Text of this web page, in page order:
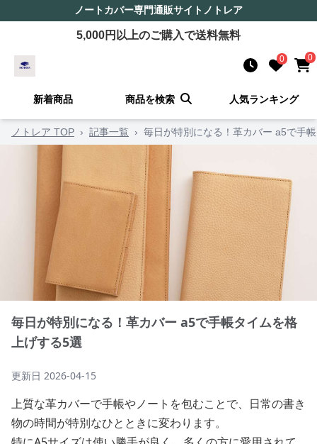
ノートカバー専門通販サイト ノトレア
5,000円以上のご購入で送料無料
0 0
新着商品 商品を検索 人気ランキング
ノトレア TOP › 記事一覧 › 毎日が特別になる！革カバー a5で手
毎日が特別になる！革カバー a5で手帳タイムを格
上げする5選
更新日 2026-04-15
上質な革カバーで手帳やノートを包むことで、日常の書き
物の時間が特別なひとときに変わります。